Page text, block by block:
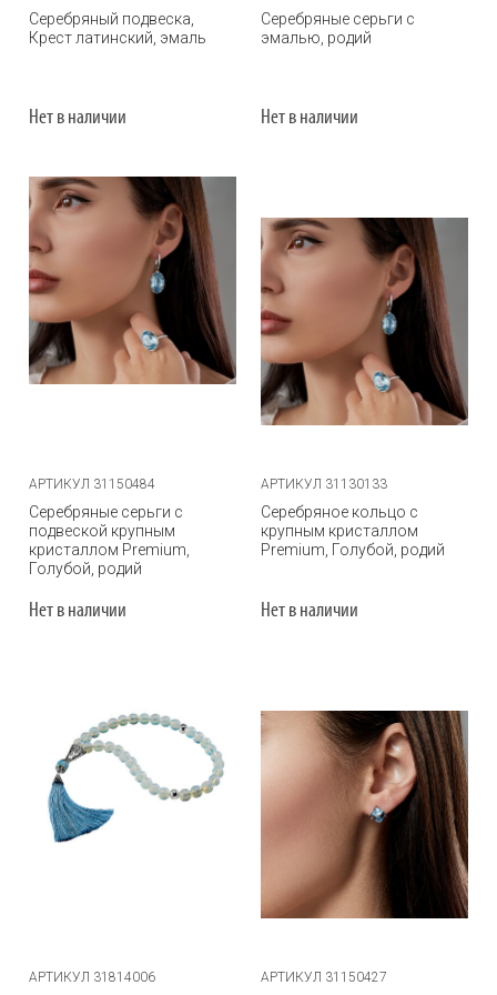
Серебряный подвеска,
Крест латинский, эмаль
Нет в наличии
Серебряные серьги с
эмалью, родий
Нет в наличии
АРТИКУЛ 31150484
Серебряные серьги с
подвеской крупным
кристаллом Premium,
Голубой, родий
Нет в наличии
АРТИКУЛ 31130133
Серебряное кольцо с
крупным кристаллом
Premium, Голубой, родий
Нет в наличии
АРТИКУЛ 31814006 АРТИКУЛ 31150427